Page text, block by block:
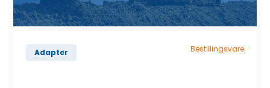
Adapter Bestillingsvare